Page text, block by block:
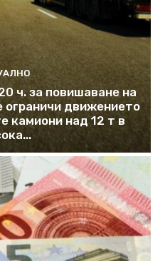
ч. за повишаване на
ограничи движението
камиони над 12 т в